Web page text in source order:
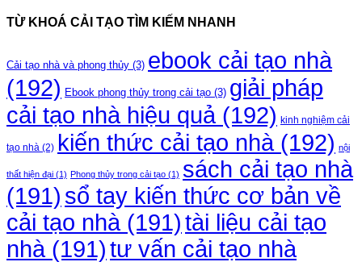
TỪ KHOÁ CẢI TẠO TÌM KIẾM NHANH
Cải tạo nhà và phong thủy (3) ebook cải tạo nhà
(192) Ebook phong thủy trong cải tạo (3) giải pháp
cải tạo nhà hiệu quả(192) kinh nghiệm cải
tạo nhà (2) kiến thức cải tạo nhà(192) nội
thất hiện đại (1) Phong thủy trong cải tạo (1) sách cải tạo nhà
(191) sổ tay kiến thức cơ bản về
cải tạo nhà(191)tài liệu cải tạo
nhà(191)tư vấn cải tạo nhà